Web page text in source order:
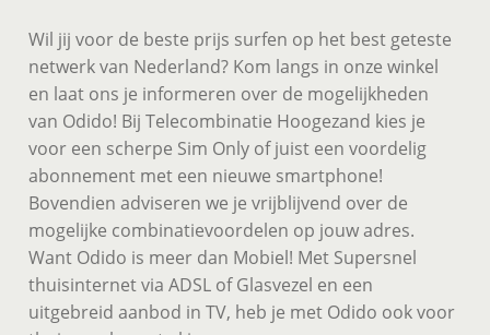
Wil jij voor de beste prijs surfen op het best geteste
netwerk van Nederland? Kom langs in onze winkel
en laat ons je informeren over de mogelijkheden
van Odido! Bij Telecombinatie Hoogezand kies je
voor een scherpe Sim Only of juist een voordelig
abonnement met een nieuwe smartphone!
Bovendien adviseren we je vrijblijvend over de
mogelijke combinatievoordelen op jouw adres.
Want Odido is meer dan Mobiel! Met Supersnel
thuisinternet via ADSL of Glasvezel en een
uitgebreid aanbod in TV, heb je met Odido ook voor